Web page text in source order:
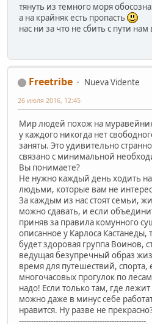
тянуть из темного моря
а на крайняк есть пропасть
нас ни за что не сбить с пути
Freetribe
Nueva Vidente
26 июля 2016, 12:45
Мир людей похож на
у каждого никогда нет
заняты. Это удивительно
связано с минимальной
Вы понимаете?
Не нужно каждый день ходить на
людьми, которые вам не
За каждым из нас стоят семьи,
можно сдавать, и если
приняв за правила комунного
описанное у Карлоса Кастанеды,
будет здоровая группа Воинов,
ведущая безупречный образ
время для путешествий,
многочасовых прогулок по
надо! Если только там, где
можно даже в минус себе
нравится. Ну разве не
----------------------------------------------------